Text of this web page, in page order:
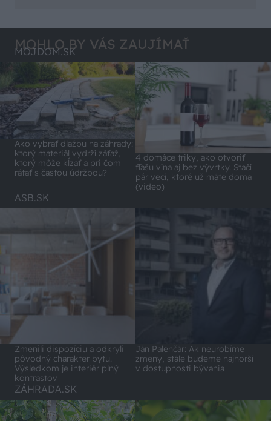
MOHLO BY VÁS ZAUJÍMAŤ
MÔJDOM.SK
Ako vybrať dlažbu na záhrady:
ktorý materiál vydrží záťaž,
ktorý môže kĺzať a pri čom
rátať s častou údržbou?
4 domáce triky, ako otvoriť
fľašu vína aj bez vývrtky. Stačí
pár vecí, ktoré už máte doma
(video)
ASB.SK
Zmenili dispozíciu a odkryli
pôvodný charakter bytu.
Výsledkom je interiér plný
kontrastov
Ján Palenčár: Ak neurobíme
zmeny, stále budeme najhorší
v dostupnosti bývania
ZÁHRADA.SK